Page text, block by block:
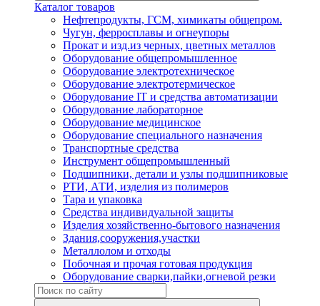
Каталог товаров
Нефтепродукты, ГСМ, химикаты общепром.
Чугун, ферросплавы и огнеупоры
Прокат и изд.из черных, цветных металлов
Оборудование общепромышленное
Оборудование электротехническое
Оборудование электротермическое
Оборудование IT и средства автоматизации
Оборудование лабораторное
Оборудование медицинское
Оборудование специального назначения
Транспортные средства
Инструмент общепромышленный
Подшипники, детали и узлы подшипниковые
РТИ, АТИ, изделия из полимеров
Тара и упаковка
Средства индивидуальной защиты
Изделия хозяйственно-бытового назначения
Здания,сооружения,участки
Металлолом и отходы
Побочная и прочая готовая продукция
Оборудование сварки,пайки,огневой резки